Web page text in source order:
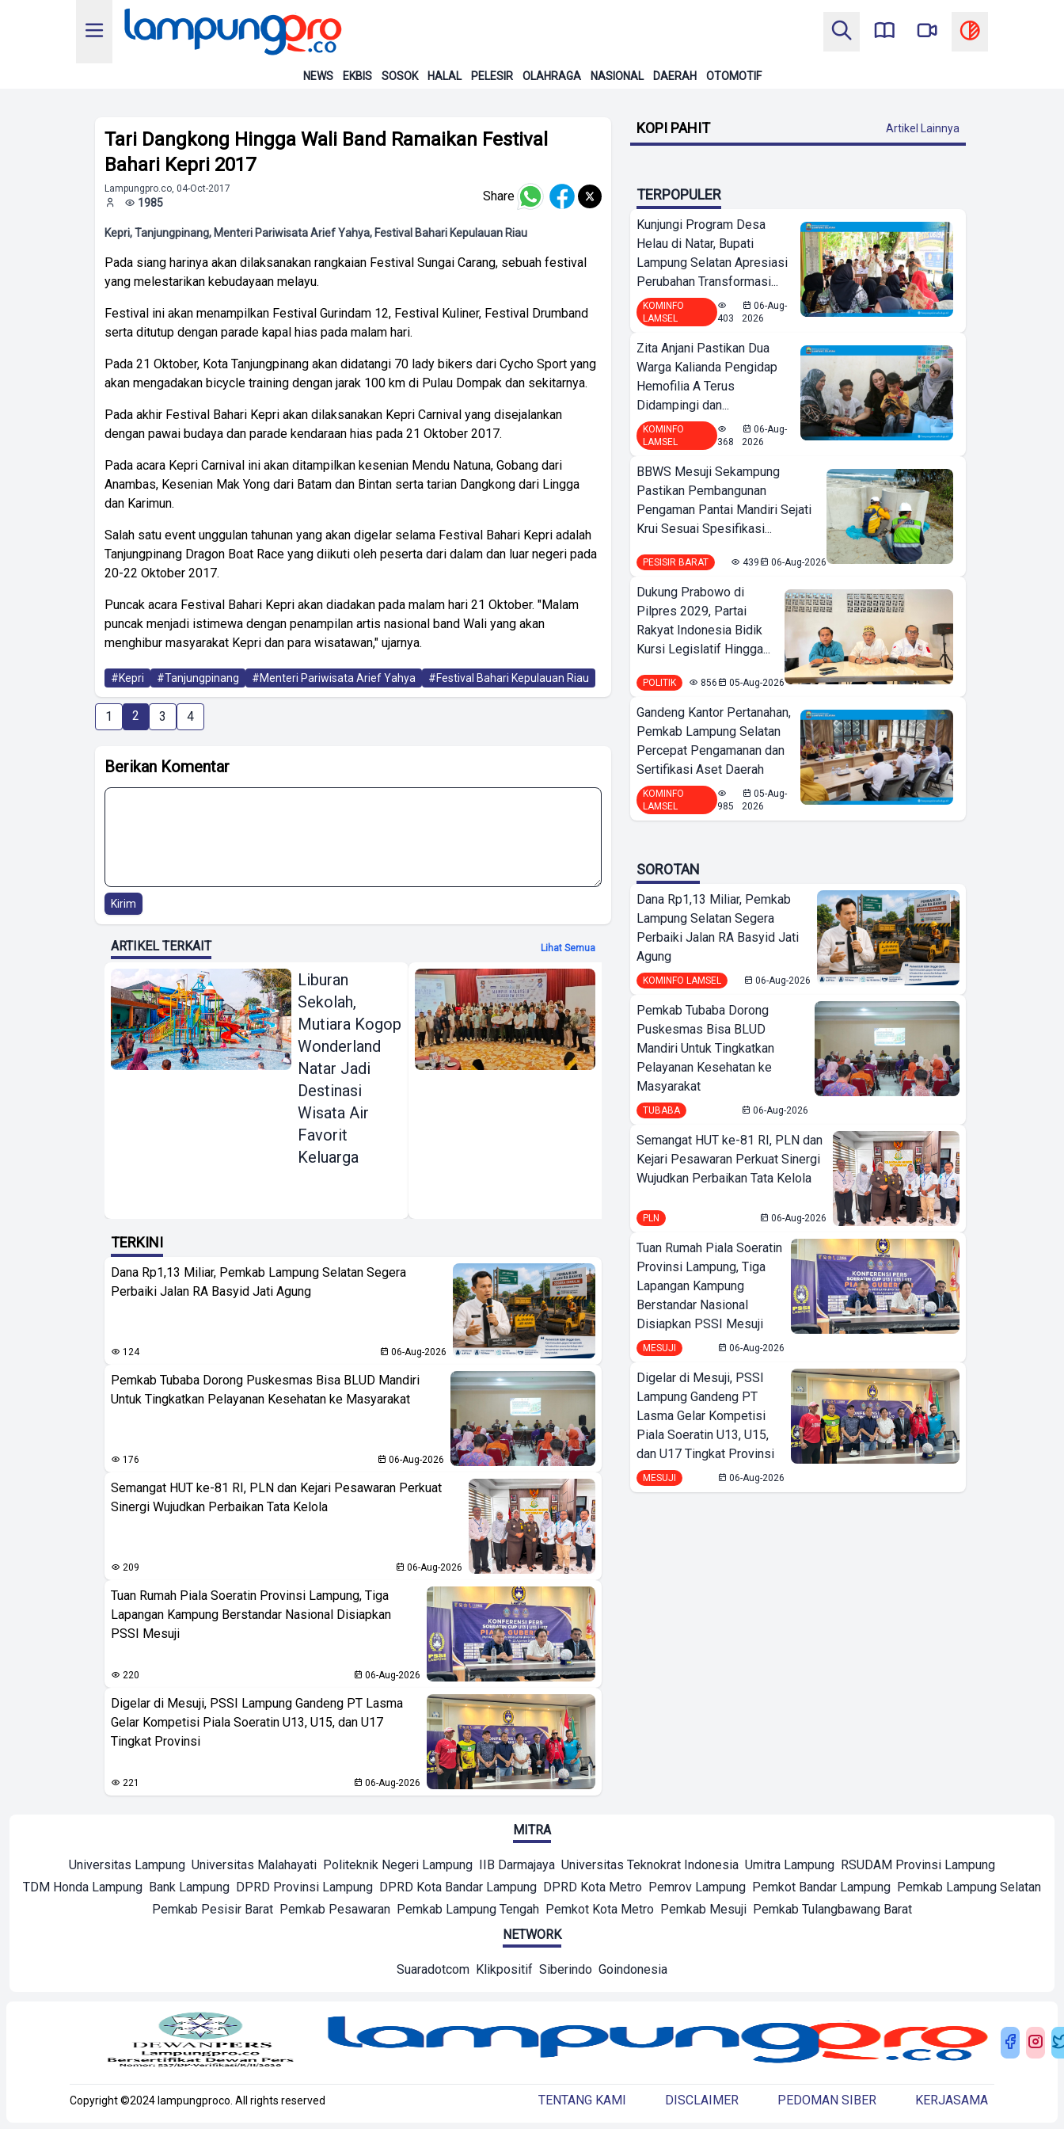
NEWS EKBIS SOSOK HALAL PELESIR OLAHRAGA NASIONAL DAERAH OTOMOTIF
Tari Dangkong Hingga Wali Band Ramaikan Festival
Bahari Kepri 2017
Lampungpro.co, 04-Oct-2017
1985 Share
Kepri, Tanjungpinang, Menteri Pariwisata Arief Yahya, Festival Bahari Kepulauan Riau
Pada siang harinya akan dilaksanakan rangkaian Festival Sungai Carang, sebuah festival
yang melestarikan kebudayaan melayu.
Festival ini akan menampilkan Festival Gurindam 12, Festival Kuliner, Festival Drumband
serta ditutup dengan parade kapal hias pada malam hari.
Pada 21 Oktober, Kota Tanjungpinang akan didatangi 70 lady bikers dari Cycho Sport yang
akan mengadakan bicycle training dengan jarak 100 km di Pulau Dompak dan sekitarnya.
Pada akhir Festival Bahari Kepri akan dilaksanakan Kepri Carnival yang disejalankan
dengan pawai budaya dan parade kendaraan hias pada 21 Oktober 2017.
Pada acara Kepri Carnival ini akan ditampilkan kesenian Mendu Natuna, Gobang dari
Anambas, Kesenian Mak Yong dari Batam dan Bintan serta tarian Dangkong dari Lingga
dan Karimun.
Salah satu event unggulan tahunan yang akan digelar selama Festival Bahari Kepri adalah
Tanjungpinang Dragon Boat Race yang diikuti oleh peserta dari dalam dan luar negeri pada
20-22 Oktober 2017.
Puncak acara Festival Bahari Kepri akan diadakan pada malam hari 21 Oktober. "Malam
puncak menjadi istimewa dengan penampilan artis nasional band Wali yang akan
menghibur masyarakat Kepri dan para wisatawan," ujarnya.
#Kepri #Tanjungpinang #Menteri Pariwisata Arief Yahya #Festival Bahari Kepulauan Riau
1 2 3 4
Berikan Komentar
Kirim
ARTIKEL TERKAIT Lihat Semua
Liburan
Sekolah,
Mutiara Kogop
Wonderland
Natar Jadi
Destinasi
Wisata Air
Favorit
Keluarga
Travel4All
Mampir
Malaysia
Roadshow
Sambangi
Lampung,
Wisatawan dan
Perkuat
Sinergi
Eksotisme Pantai
Mandiri Pesisir Barat,
Bisa Saksikan
Sunrise dan Sunset
Dalam Satu Lokasi
TERKINI
Dana Rp1,13 Miliar, Pemkab Lampung Selatan Segera
Perbaiki Jalan RA Basyid Jati Agung
124 06-Aug-2026
Pemkab Tubaba Dorong Puskesmas Bisa BLUD Mandiri
Untuk Tingkatkan Pelayanan Kesehatan ke Masyarakat
176 06-Aug-2026
Semangat HUT ke-81 RI, PLN dan Kejari Pesawaran Perkuat
Sinergi Wujudkan Perbaikan Tata Kelola
209 06-Aug-2026
Tuan Rumah Piala Soeratin Provinsi Lampung, Tiga
Lapangan Kampung Berstandar Nasional Disiapkan
PSSI Mesuji
220 06-Aug-2026
Digelar di Mesuji, PSSI Lampung Gandeng PT Lasma
Gelar Kompetisi Piala Soeratin U13, U15, dan U17
Tingkat Provinsi
221 06-Aug-2026
KOPI PAHIT Artikel Lainnya
TERPOPULER
Kunjungi Program Desa
Helau di Natar, Bupati
Lampung Selatan Apresiasi
Perubahan Transformasi...
KOMINFO
LAMSEL
403
06-Aug-
2026
Zita Anjani Pastikan Dua
Warga Kalianda Pengidap
Hemofilia A Terus
Didampingi dan...
KOMINFO
LAMSEL
368
06-Aug-
2026
BBWS Mesuji Sekampung
Pastikan Pembangunan
Pengaman Pantai Mandiri Sejati
Krui Sesuai Spesifikasi...
PESISIR BARAT 439 06-Aug-2026
Dukung Prabowo di
Pilpres 2029, Partai
Rakyat Indonesia Bidik
Kursi Legislatif Hingga...
POLITIK 856 05-Aug-2026
Gandeng Kantor Pertanahan,
Pemkab Lampung Selatan
Percepat Pengamanan dan
Sertifikasi Aset Daerah
KOMINFO
LAMSEL
985
05-Aug-
2026
SOROTAN
Dana Rp1,13 Miliar, Pemkab
Lampung Selatan Segera
Perbaiki Jalan RA Basyid Jati
Agung
KOMINFO LAMSEL 06-Aug-2026
Pemkab Tubaba Dorong
Puskesmas Bisa BLUD
Mandiri Untuk Tingkatkan
Pelayanan Kesehatan ke
Masyarakat
TUBABA 06-Aug-2026
Semangat HUT ke-81 RI, PLN dan
Kejari Pesawaran Perkuat Sinergi
Wujudkan Perbaikan Tata Kelola
PLN 06-Aug-2026
Tuan Rumah Piala Soeratin
Provinsi Lampung, Tiga
Lapangan Kampung
Berstandar Nasional
Disiapkan PSSI Mesuji
MESUJI 06-Aug-2026
Digelar di Mesuji, PSSI
Lampung Gandeng PT
Lasma Gelar Kompetisi
Piala Soeratin U13, U15,
dan U17 Tingkat Provinsi
MESUJI 06-Aug-2026
MITRA
Universitas Lampung Universitas Malahayati Politeknik Negeri Lampung IIB Darmajaya Universitas Teknokrat Indonesia Umitra Lampung RSUDAM Provinsi Lampung
TDM Honda Lampung Bank Lampung DPRD Provinsi Lampung DPRD Kota Bandar Lampung DPRD Kota Metro Pemrov Lampung Pemkot Bandar Lampung Pemkab Lampung Selatan
Pemkab Pesisir Barat Pemkab Pesawaran Pemkab Lampung Tengah Pemkot Kota Metro Pemkab Mesuji Pemkab Tulangbawang Barat
NETWORK
Suaradotcom Klikpositif Siberindo Goindonesia
Copyright ©2024 lampungproco. All rights reserved TENTANG KAMI DISCLAIMER PEDOMAN SIBER KERJASAMA